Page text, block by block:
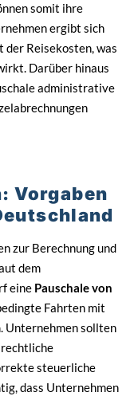
somit ihre
ergibt sich
Reisekosten, was
Darüber hinaus
administrative
Vorgaben
zur Berechnung und
dem
eine Pauschale von
Fahrten mit
Unternehmen sollten
rechtliche
steuerliche
dass Unternehmen